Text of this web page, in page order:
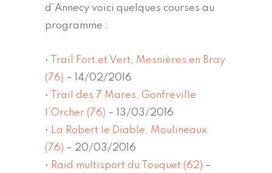
d’Annecy voici quelques courses au
programme :
•
Trail Fort et Vert, Mesnières en Bray
(76) – 14/02/2016
•
Trail des 7 Mares, Gonfreville
l’Orcher (76) – 13/03/2016
• La Robert le Diable, Moulineaux
(76) – 20/03/2016
• Raid multisport du Touquet (62) –